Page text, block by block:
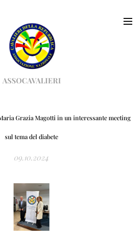
ASSOCAVALIERI
Grazia Magotti in un interessante meeting
sul tema del diabete
09.10.2024